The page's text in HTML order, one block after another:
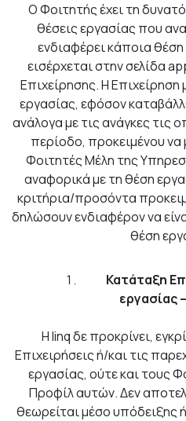
O Φοιτητής έχει τη
θέσεις εργασίας που
ενδιαφέρει κάποια θέση
εισέρχεται στην σελίδα
Επιχείρησης. Η
εργασίας, εφόσον
ανάλογα με τις ανάγκες τις
περίοδο, προκειμένου να
Φοιτητές Μέλη της
αναφορικά με τη θέση
κριτήρια/προσόντα
δηλώσουν ενδιαφέρον να
θέση
Κατάταξη
εργασίας
Η linq δε προκρίνει,
Επιχειρήσεις ή/και τις
εργασίας, ούτε και τους
Προφίλ αυτών. Δεν
θεωρείται μέσο υπόδειξης